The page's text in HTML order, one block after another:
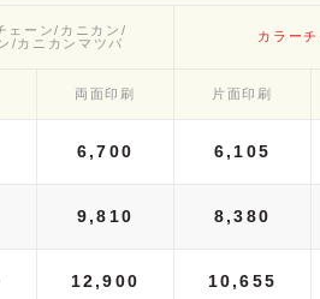
ェーン/カニカン/
/カニカンマツバ
カラーチ
両面印刷 片面印刷
6,700 6,105
9,810 8,380
12,900 10,655